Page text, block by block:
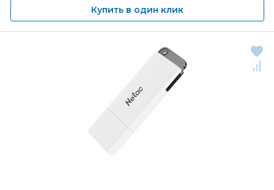
Купить в один клик